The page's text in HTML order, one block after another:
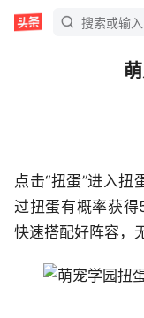
点击“扭蛋”进入
过扭蛋有概率获得
快速搭配好阵容，